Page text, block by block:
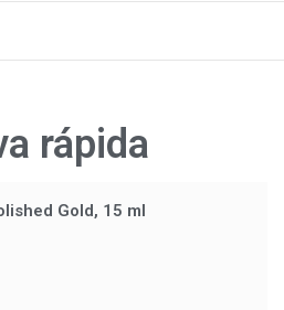
rápida
Gold, 15 ml